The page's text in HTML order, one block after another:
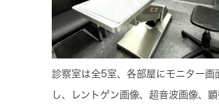
診察室は全5室、各部屋にモニター画
し、レントゲン画像、超音波画像、